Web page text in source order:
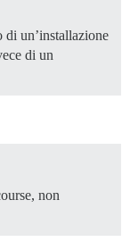
di un’installazione
di un
non